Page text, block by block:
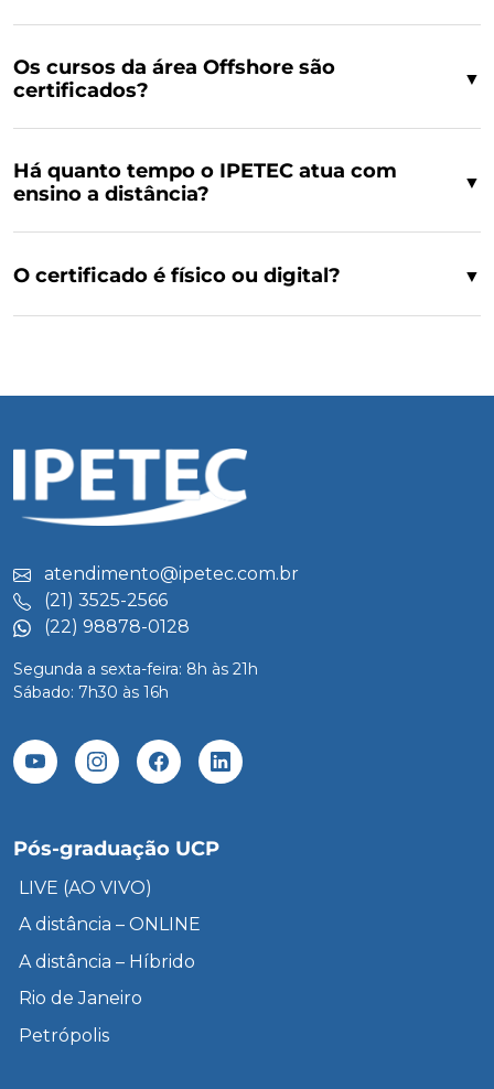
Os cursos da área Offshore são
certificados?
▼
Há quanto tempo o IPETEC atua com
ensino a distância?
▼
O certificado é físico ou digital? ▼
atendimento@ipetec.com.br
(21) 3525-2566
(22) 98878-0128
Segunda a sexta-feira: 8h às 21h
Sábado: 7h30 às 16h
Pós-graduação UCP
LIVE (AO VIVO)
A distância – ONLINE
A distância – Híbrido
Rio de Janeiro
Petrópolis